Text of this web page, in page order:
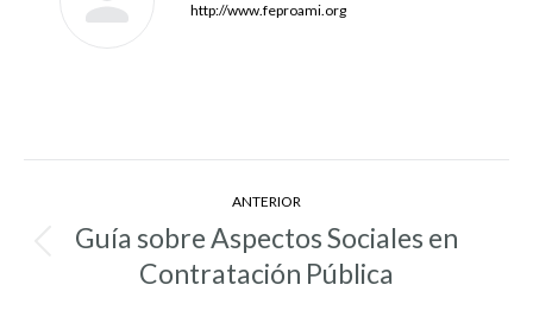
http://www.feproami.org
Navegación
entre
entradas
ANTERIOR
Entrada
anterior:
Guía sobre Aspectos Sociales en
Contratación Pública